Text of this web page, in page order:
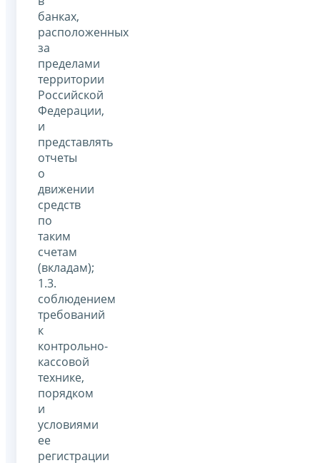
банках,
расположенных
за
пределами
территории
Российской
Федерации,
и
представлять
отчеты
о
движении
средств
по
таким
счетам
(вкладам);
1.3.
соблюдением
требований
к
контрольно-
кассовой
технике,
порядком
и
условиями
ее
регистрации